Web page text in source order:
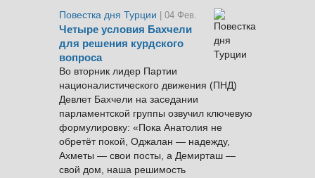
Повестка дня Турции
| 04 Фев.
Четыре условия Бахчели
для решения курдского
вопроса
Во вторник лидер Партии
националистического движения (ПНД)
Девлет Бахчели на заседании
парламентской группы озвучил ключевую
формулировку: «Пока Анатолия не
обретёт покой, Оджалан — надежду,
Ахметы — свои посты, а Демирташ —
свой дом, наша решимость